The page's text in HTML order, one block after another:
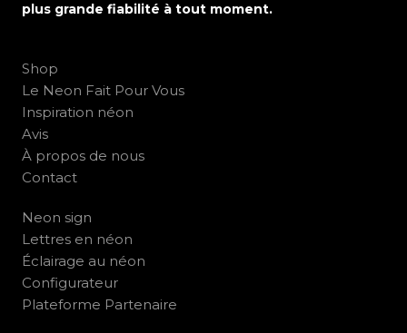
plus grande fiabilité à tout moment.
Shop
Le Neon Fait Pour Vous
Inspiration néon
Avis
À propos de nous
Contact
Neon sign
Lettres en néon
Éclairage au néon
Configurateur
Plateforme Partenaire